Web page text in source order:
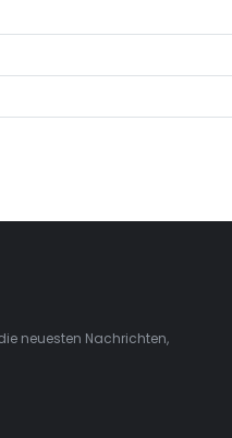
neuesten Nachrichten,